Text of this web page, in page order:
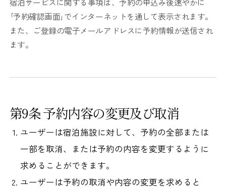
宿泊サービスに関する事項は、予約の申込み後速やかに
｢予約確認画面｣でインターネットを通して表示されます。
また、ご登録の電子メールアドレスに予約情報が送信され
ます。
第9条 予約内容の変更及び取消
ユーザーは宿泊施設に対して、予約の全部または
一部を取消、または予約の内容を変更するように
求めることができます。
ユーザーは予約の取消や内容の変更を求めると